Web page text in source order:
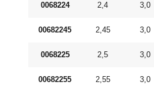
0068224 2,4 3,0
00682245 2,45 3,0
0068225 2,5 3,0
00682255 2,55 3,0